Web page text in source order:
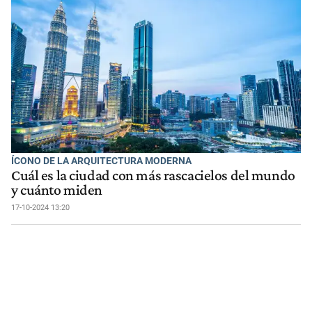
ÍCONO DE LA ARQUITECTURA MODERNA
Cuál es la ciudad con más rascacielos del mundo
y cuánto miden
17-10-2024 13:20